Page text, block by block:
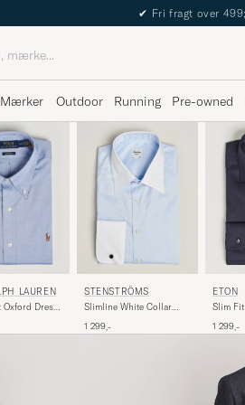
The
Mærker Outdoor Running Pre-owned
LAUREN
Oxford Dress
STENSTRÖMS
Slimline White Collar
1 299,-
ETON
Slim
1 299,-